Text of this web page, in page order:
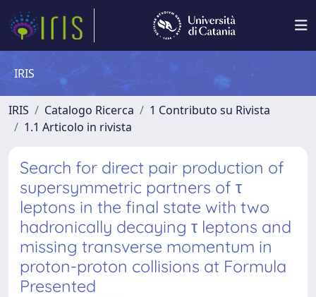
IRIS
IRIS Catalogo Ricerca
1 Contributo su Rivista
1.1 Articolo in rivista
Search for direct pair production of
supersymmetric partners of τ
leptons in the final state with two
hadronically decaying τ leptons and
missing transverse momentum in
proton-proton collisions at Formula
Presented